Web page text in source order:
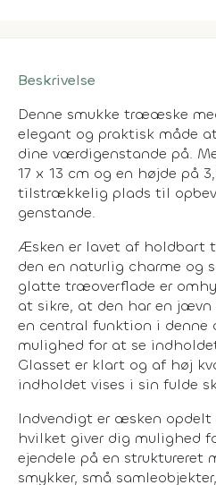
Beskrivelse
Denne smukke trææske
elegant og praktisk måde
dine værdigenstande på.
17 x 13 cm og en højde på
tilstrækkelig plads til
genstande.
Æsken er lavet af holdbart
den en naturlig charme og
glatte træoverflade er
at sikre, at den har en jævn
en central funktion i denne
mulighed for at se
Glasset er klart og af høj
indholdet vises i sin fulde
Indvendigt er æsken opdelt
hvilket giver dig mulighed
ejendele på en struktureret
smykker, små